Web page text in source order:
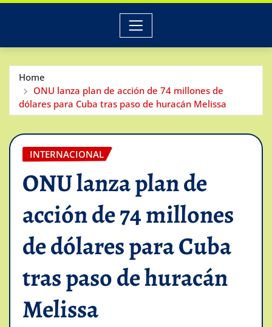
Home
ONU lanza plan de acción de 74 millones de
dólares para Cuba tras paso de huracán Melissa
INTERNACIONAL
ONU lanza plan de
acción de 74 millones
de dólares para Cuba
tras paso de huracán
Melissa